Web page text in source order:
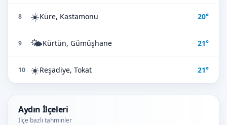
8 ☀️Küre, Kastamonu 20°
9 🌤️Kürtün, Gümüşhane 21°
10 ☀️Reşadiye, Tokat 21°
Aydın İlçeleri
İlçe bazlı tahminler